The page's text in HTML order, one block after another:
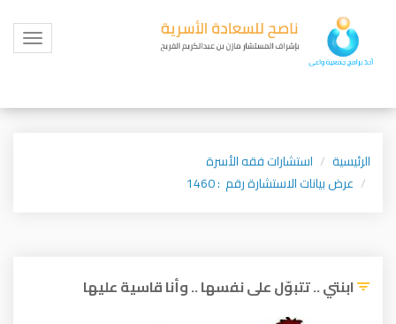
Toggle
الرئيسية
استشارات فقه الأسرة
عرض بيانات الاستشارة رقم : 1460
ابنتي .. تتبوّل على نفسها .. وأنا قاسية عليها